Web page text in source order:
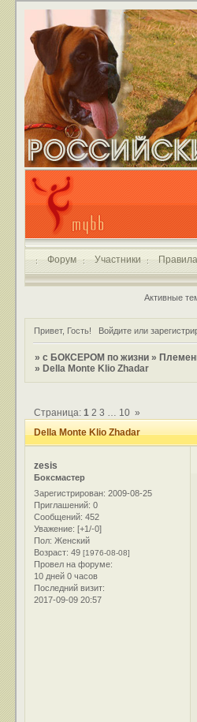
Форум Участники
Активные
Привет, Гость! Войдитеили
»с БОКСЕРОМ по жизни »
» Della Monte Klio Zhadar
Della Monte Klio Zhadar
Страница:1 2 3 … 10 »
zesis
Боксмастер
Зарегистрирован: 2009-08-25
Приглашений: 0
Сообщений: 452
Уважение: [+1/-0]
Пол: Женский
Возраст: 49[1976-08-08]
Провел на форуме:
10 дней 0 часов
Последний визит:
2017-09-09 20:57